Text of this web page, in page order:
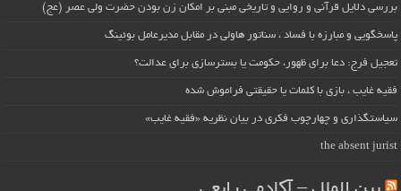
بررسی دلایل قرآنی و روایی و تاریخی مبنی بر امکان زن بودن حضرت ولی عصر (عج)
پاسخگویی و مبارزه با فساد ، سناتور هاولی در مقابل مدیرعامل بوئینگ
تعجیل فرج: دعا برای ظهور، حکومت یا بسترسازی برای عدالت؟
فقیه غایب ، بازی با کلمات یا حقیقتی فراموش شده
سیاستگذاری و چهارچوب فکری در بیان نظریه «فقیه غایب»
the absent jurist